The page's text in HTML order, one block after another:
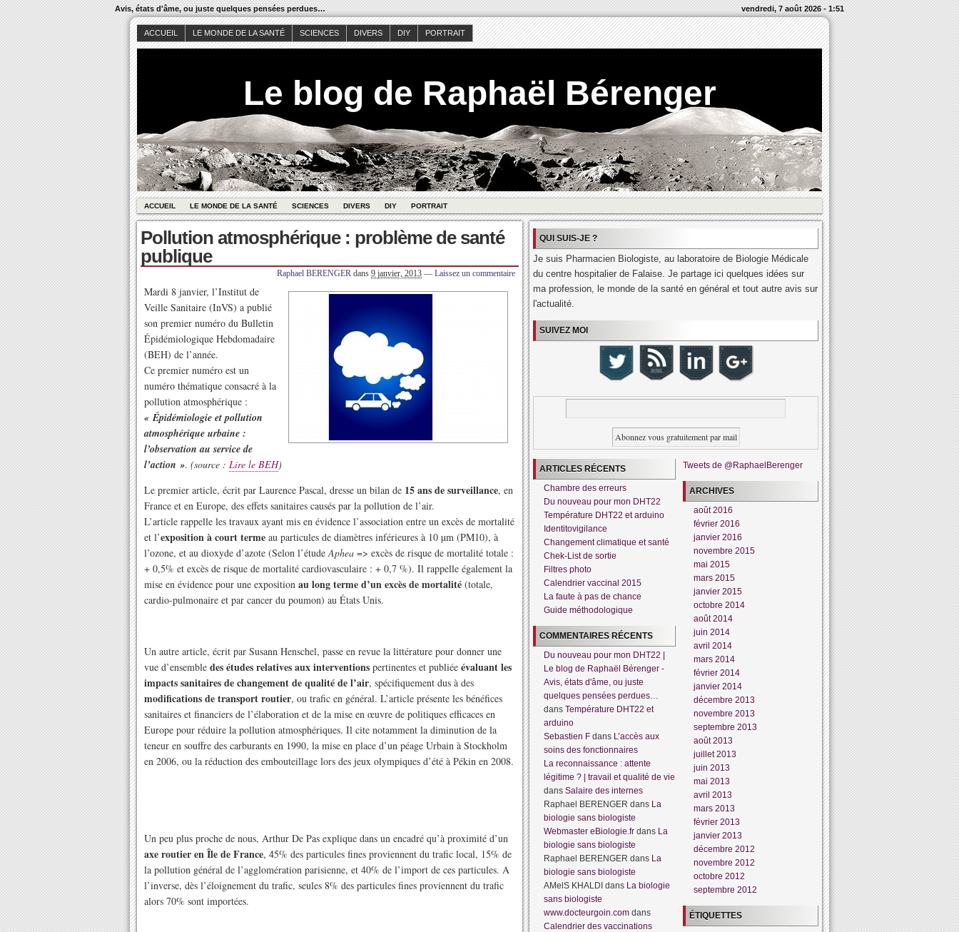
Avis, états d'âme, ou juste quelques pensées perdues… vendredi, 7 août 2026 - 1:51
ACCUEIL LE MONDE DE LA SANTÉ SCIENCES DIVERS DIY PORTRAIT
Le blog de Raphaël Bérenger
ACCUEIL LE MONDE DE LA SANTÉ SCIENCES DIVERS DIY PORTRAIT
Pollution atmosphérique : problème de santé
publique
Raphael BERENGER dans 9 janvier, 2013 — Laissez un commentaire
Mardi 8 janvier, l’Institut de
Veille Sanitaire (InVS) a publié
son premier numéro du Bulletin
Épidémiologique Hebdomadaire
(BEH) de l’année.
Ce premier numéro est un
numéro thématique consacré à la
pollution atmosphérique :
« Épidémiologie et pollution
atmosphérique urbaine :
l’observation au service de
l’action ». (source : Lire le BEH)
Le premier article, écrit par Laurence Pascal, dresse un bilan de 15 ans de surveillance, en
France et en Europe, des effets sanitaires causés par la pollution de l’air.
L’article rappelle les travaux ayant mis en évidence l’association entre un excès de mortalité
et l’exposition à court terme au particules de diamètres inférieures à 10 µm (PM10), à
l’ozone, et au dioxyde d’azote (Selon l’étudeAphea => excès de risque de mortalité totale :
+ 0,5% et excès de risque de mortalité cardiovasculaire : + 0,7 %). Il rappelle également la
mise en évidence pour une exposition au long terme d’un excès de mortalité (totale,
cardio-pulmonaire et par cancer du poumon) au États Unis.
Un autre article, écrit par Susann Henschel, passe en revue la littérature pour donner une
vue d’ensemble des études relatives aux interventions pertinentes et publiée évaluant les
impacts sanitaires de changement de qualité de l’air, spécifiquement dus à des
modifications de transport routier, ou trafic en général. L’article présente les bénéfices
sanitaires et financiers de l’élaboration et de la mise en œuvre de politiques efficaces en
Europe pour réduire la pollution atmosphériques. Il cite notamment la diminution de la
teneur en souffre des carburants en 1990, la mise en place d’un péage Urbain à Stockholm
en 2006, ou la réduction des embouteillage lors des jeux olympiques d’été à Pékin en 2008.
Un peu plus proche de nous, Arthur De Pas explique dans un encadré qu’à proximité d’un
axe routier en Île de France, 45% des particules fines proviennent du trafic local, 15% de
la pollution général de l’agglomération parisienne, et 40% de l’import de ces particules. A
l’inverse, dès l’éloignement du trafic, seules 8% des particules fines proviennent du trafic
alors 70% sont importées.
QUI SUIS-JE ?
Je suis Pharmacien Biologiste, au laboratoire de Biologie Médicale
du centre hospitalier de Falaise. Je partage ici quelques idées sur
ma profession, le monde de la santé en général et tout autre avis sur
l'actualité.
SUIVEZ MOI
ARTICLES RÉCENTS
Chambre des erreurs
Du nouveau pour mon DHT22
Température DHT22 et arduino
Identitovigilance
Changement climatique et santé
Chek-List de sortie
Filtres photo
Calendrier vaccinal 2015
La faute à pas de chance
Guide méthodologique
COMMENTAIRES RÉCENTS
Du nouveau pour mon DHT22 |
Le blog de Raphaël Bérenger -
Avis, états d'âme, ou juste
quelques pensées perdues…
dans Température DHT22 et
arduino
Sebastien F dans L’accès aux
soins des fonctionnaires
La reconnaissance : attente
légitime ? | travail et qualité de vie
dans Salaire des internes
Raphael BERENGER dans La
biologie sans biologiste
Webmaster eBiologie.fr dans La
biologie sans biologiste
Raphael BERENGER dans La
biologie sans biologiste
AMelS KHALDI dans La biologie
sans biologiste
www.docteurgoin.com dans
Calendrier des vaccinations
Tweets de @RaphaelBerenger
ARCHIVES
août 2016
février 2016
janvier 2016
novembre 2015
mai 2015
mars 2015
janvier 2015
octobre 2014
août 2014
juin 2014
avril 2014
mars 2014
février 2014
janvier 2014
décembre 2013
novembre 2013
septembre 2013
août 2013
juillet 2013
juin 2013
mai 2013
avril 2013
mars 2013
février 2013
janvier 2013
décembre 2012
novembre 2012
octobre 2012
septembre 2012
ÉTIQUETTES